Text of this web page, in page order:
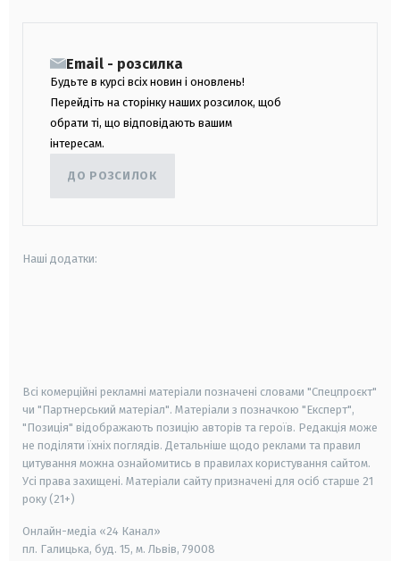
Email - розсилка
Будьте в курсі всіх новин і оновлень!
Перейдіть на сторінку наших розсилок, щоб
обрати ті, що відповідають вашим
інтересам.
ДО РОЗСИЛОК
Наші додатки:
Всі комерційні рекламні матеріали позначені словами "Спецпроєкт"
чи "Партнерський матеріал". Матеріали з позначкою "Експерт",
"Позиція" відображають позицію авторів та героїв. Редакція може
не поділяти їхніх поглядів. Детальніше щодо реклами та правил
цитування можна ознайомитись в правилах користування сайтом.
Усі права захищені. Матеріали сайту призначені для осіб старше 21
року (21+)
Онлайн-медіа «24 Канал»
пл. Галицька, буд. 15, м. Львів, 79008